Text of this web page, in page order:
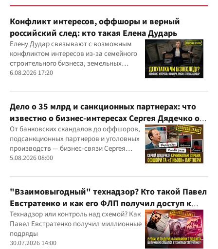
Конфликт интересов, оффшоры и верный
российский след: кто такая Елена Дударь
Елену Дудар связывают с возможным
конфликтом интересов из-за семейного
строительного бизнеса, земельных
скандалов, судебных дел
6.08.2026 17:20
Дело о 35 млрд и санкционных партнерах: что
известно о бизнес-интересах Сергея Дядечко от
"Родовид Банка" до "ФАРМАСЕЛ"
От банковских скандалов до оффшоров,
подсанкционных партнеров и уголовных
производств — бизнес-связи Сергея
Дядечко до сих пор простираются через
юрисдикций
5.08.2026 08:00
"Взаимовыгодный" технадзор? Кто такой Павел
Евстратенко и как его ФЛП получил доступ к
бюджетным миллионам?
Технадзор или контроль над схемой? Как
Павел Евстратенко получил миллионные
подряды
30.07.2026 14:00